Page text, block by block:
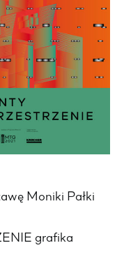
Moniki Pałki
grafika